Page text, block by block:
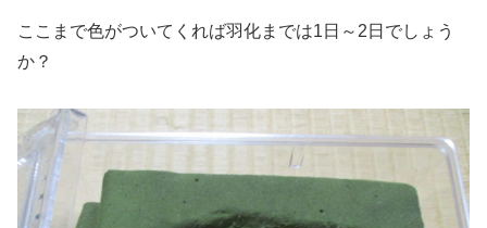
ここまで色がついてくれば羽化までは1日～2日でしょう
か？